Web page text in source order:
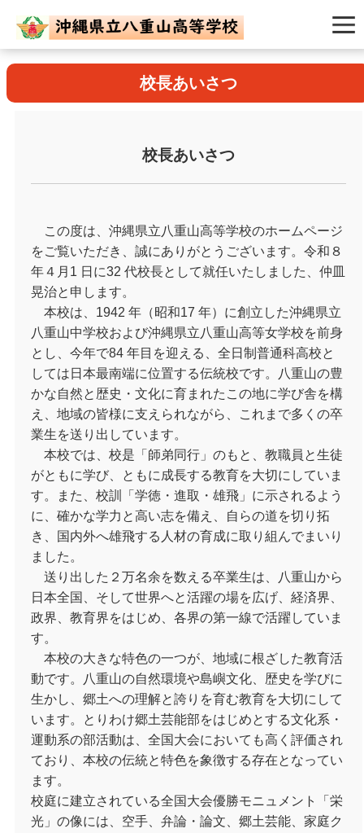
校長あいさつ
校長あいさつ
この度は、沖縄県立八重山高等学校のホームページ
をご覧いただき、誠にありがとうございます。令和８
年４月1 日に32 代校長として就任いたしました、仲皿
晃治と申します。
本校は、1942 年（昭和17 年）に創立した沖縄県立
八重山中学校および沖縄県立八重山高等女学校を前身
とし、今年で84 年目を迎える、全日制普通科高校と
しては日本最南端に位置する伝統校です。八重山の豊
かな自然と歴史・文化に育まれたこの地に学び舎を構
え、地域の皆様に支えられながら、これまで多くの卒
業生を送り出しています。
本校では、校是「師弟同行」のもと、教職員と生徒
がともに学び、ともに成長する教育を大切にしていま
す。また、校訓「学徳・進取・雄飛」に示されるよう
に、確かな学力と高い志を備え、自らの道を切り拓
き、国内外へ雄飛する人材の育成に取り組んでまいり
ました。
送り出した２万名余を数える卒業生は、八重山から
日本全国、そして世界へと活躍の場を広げ、経済界、
政界、教育界をはじめ、各界の第一線で活躍していま
す。
本校の大きな特色の一つが、地域に根ざした教育活
動です。八重山の自然環境や島嶼文化、歴史を学びに
生かし、郷土への理解と誇りを育む教育を大切にして
います。とりわけ郷土芸能部をはじめとする文化系・
運動系の部活動は、全国大会においても高く評価され
ており、本校の伝統と特色を象徴する存在となってい
ます。
校庭に建立されている全国大会優勝モニュメント「栄
光」の像には、空手、弁論・論文、郷土芸能、家庭ク